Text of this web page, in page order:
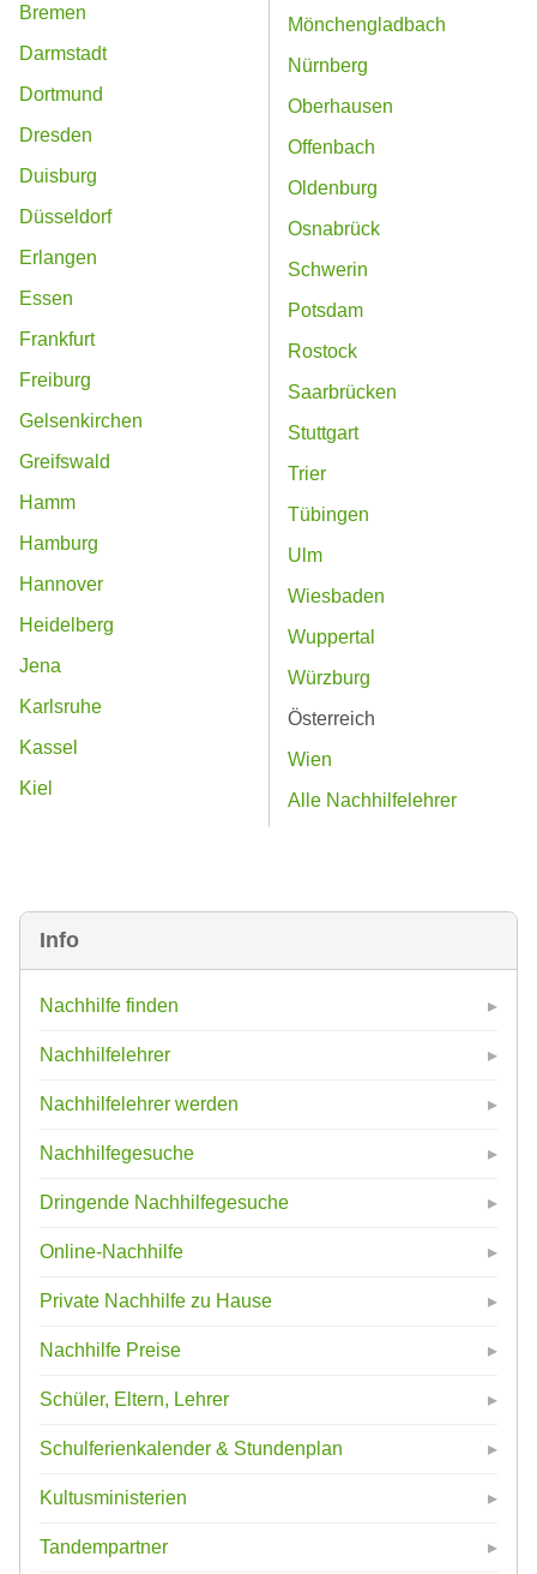
Info
Nachhilfe finden
Nachhilfelehrer
Nachhilfelehrer werden
Nachhilfegesuche
Dringende Nachhilfegesuche
Online-Nachhilfe
Private Nachhilfe zu Hause
Nachhilfe Preise
Schüler, Eltern, Lehrer
Schulferienkalender & Stundenplan
Kultusministerien
Tandempartner
Bremen
Darmstadt
Dortmund
Dresden
Duisburg
Düsseldorf
Erlangen
Essen
Frankfurt
Freiburg
Gelsenkirchen
Greifswald
Hamm
Hamburg
Hannover
Heidelberg
Jena
Karlsruhe
Kassel
Kiel
Mönchengladbach
Nürnberg
Oberhausen
Offenbach
Oldenburg
Osnabrück
Schwerin
Potsdam
Rostock
Saarbrücken
Stuttgart
Trier
Tübingen
Ulm
Wiesbaden
Wuppertal
Würzburg
Österreich
Wien
Alle Nachhilfelehrer